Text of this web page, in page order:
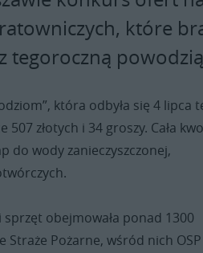
które
tegoroczną
która odbyła się 4 lipca
złotych i 34 groszy. Cała
do wody zanieczyszczonej,
obejmowała ponad 1300
Straże Pożarne, wśród nich